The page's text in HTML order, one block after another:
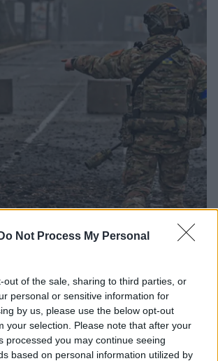
Do Not Process My Personal
out of the sale, sharing to third parties, or
personal or sensitive information for
by us, please use the below opt-out
your selection. Please note that after your
processed you may continue seeing
based on personal information utilized by
επτά υφυπουργοί
παύθηκαν είναι η Χάνα Μαλιάρ, η
ενημερώσεις για τον πόλεμο -
η αντικατάσταση του υπουργού
τον Σεπτέμβριο